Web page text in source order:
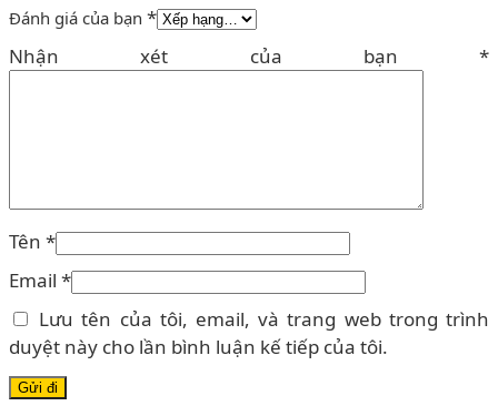
Đánh giá của bạn *
Nhận xét của bạn *
Tên *
Email *
Lưu tên của tôi, email, và trang web trong trình
duyệt này cho lần bình luận kế tiếp của tôi.